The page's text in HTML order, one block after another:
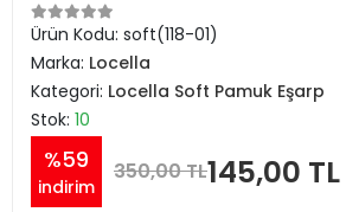
Ürün Kodu: soft(118-01)
Marka: Locella
Kategori: Locella Soft Pamuk Eşarp
Stok: 10
%59
indirim
350,00 TL145,00 TL